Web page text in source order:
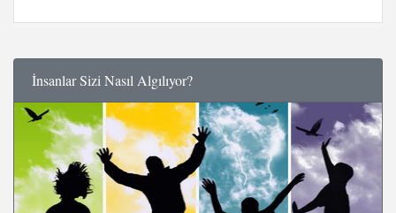
İnsanlar Sizi Nasıl Algılıyor?